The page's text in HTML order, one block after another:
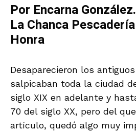
Por Encarna
La Chanca
Honra
Desaparecieron los
salpicaban toda la ciudad
siglo XIX en adelante y
70 del siglo XX, pero del
artículo, quedó algo muy